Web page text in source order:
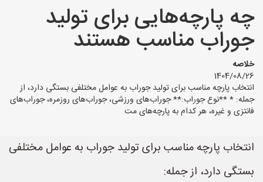
چه پارچه‌هایی برای تولید
جوراب مناسب هستند
خلاصه
1404/08/26
انتخاب پارچه مناسب برای تولید جوراب به عوامل مختلفی بستگی دارد، از
جمله: * **نوع جوراب:** جوراب‌های ورزشی، جوراب‌های روزمره، جوراب‌های
فانتزی و غیره، هر کدام به پارچه‌های مت
انتخاب پارچه مناسب برای تولید جوراب به عوامل مختلفی
بستگی دارد، از جمله: